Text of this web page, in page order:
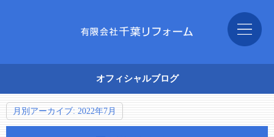
オフィシャルブログ
月別アーカイブ: 2022年7月